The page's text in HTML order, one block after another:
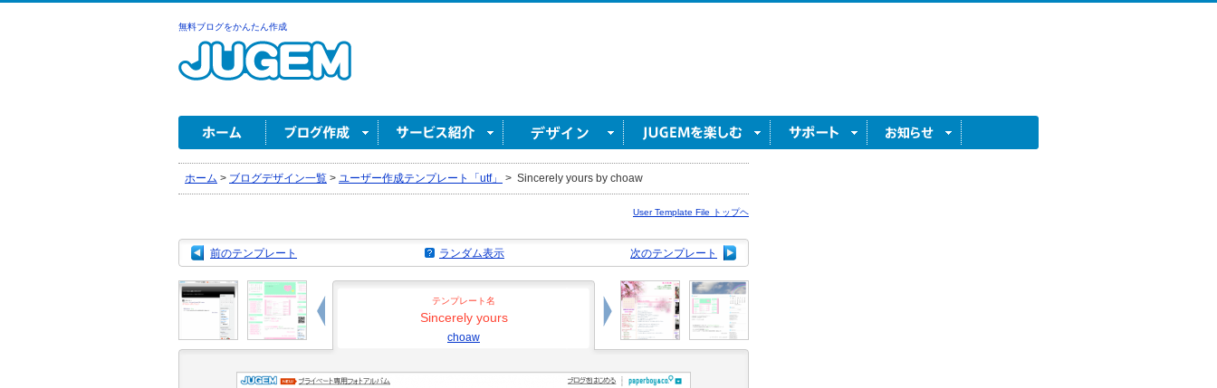
無料ブログをかんたん作成
ホーム > ブログデザイン一覧 > ユーザー作成テンプレート「utf」 > Sincerely yours by choaw
User Template File トップヘ
前のテンプレート 次のテンプレート
ランダム表示
テンプレート名
Sincerely yours
choaw